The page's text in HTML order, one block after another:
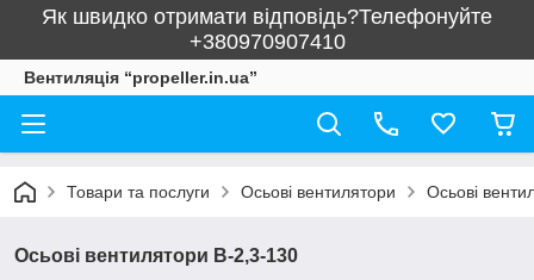
Як швидко отримати відповідь?Телефонуйте
+380970907410
Вентиляція “propeller.in.ua”
Товари та послуги Осьові вентилятори Осьові
Осьові вентилятори В-2,3-130